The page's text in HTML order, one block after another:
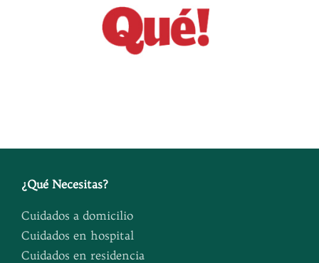
¿Qué Necesitas?
Cuidados a domicilio
Cuidados en hospital
Cuidados en residencia